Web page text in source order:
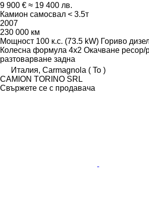
9 900 € ≈ 19 400 лв.
Камион самосвал < 3.5т
2007
230 000 км
Мощност 100 к.с. (73.5 kW) Гориво
Колесна формула 4x2 Окачване ресор/
разтоварване задна
Италия, Carmagnola ( To )
CAMION TORINO SRL
Свържете се с продавача